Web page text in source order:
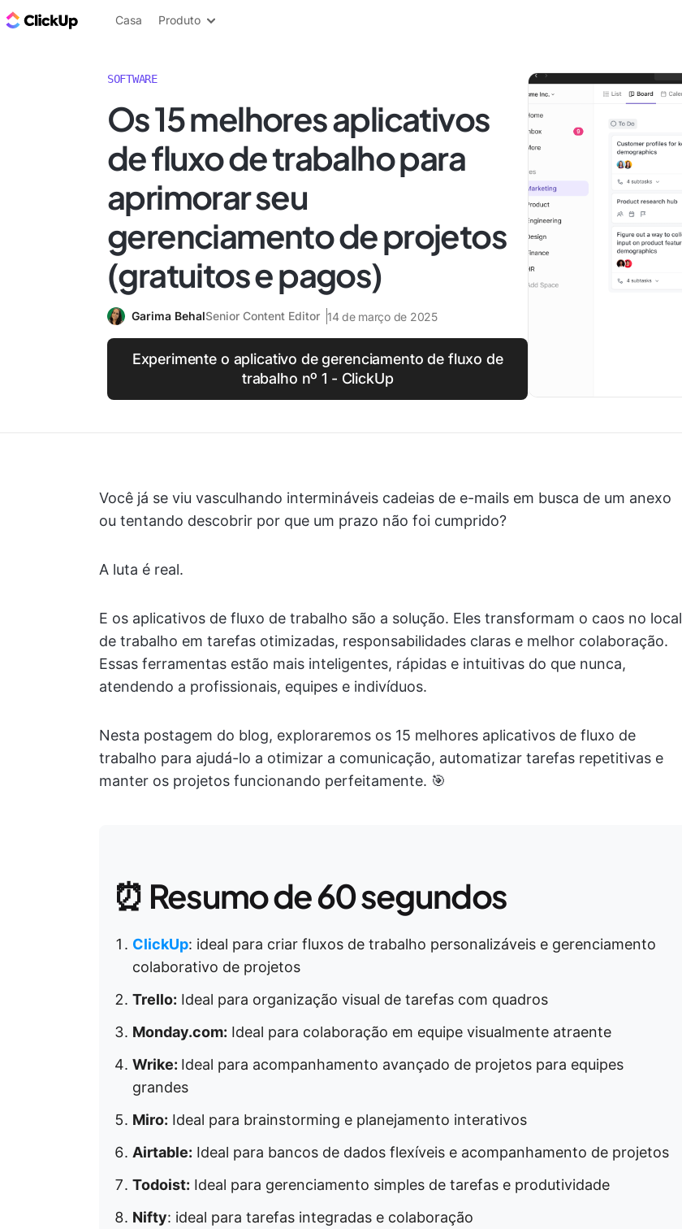
ClickUp Blogue
Casa Produto
SOFTWARE
Os 15 melhores aplicativos
de fluxo de trabalho para
aprimorar seu
gerenciamento de projetos
(gratuitos e pagos)
Garima BehalSenior Content Editor 14 de março de 2025
Experimente o aplicativo de gerenciamento de fluxo de
trabalho nº 1 - ClickUp
Você já se viu vasculhando intermináveis cadeias de e-mails em busca de um anexo
ou tentando descobrir por que um prazo não foi cumprido?
A luta é real.
E os aplicativos de fluxo de trabalho são a solução. Eles transformam o caos no local
de trabalho em tarefas otimizadas, responsabilidades claras e melhor colaboração.
Essas ferramentas estão mais inteligentes, rápidas e intuitivas do que nunca,
atendendo a profissionais, equipes e indivíduos.
Nesta postagem do blog, exploraremos os 15 melhores aplicativos de fluxo de
trabalho para ajudá-lo a otimizar a comunicação, automatizar tarefas repetitivas e
manter os projetos funcionando perfeitamente. 🎯
⏰ Resumo de 60 segundos
ClickUp: ideal para criar fluxos de trabalho personalizáveis e gerenciamento
colaborativo de projetos
Trello: Ideal para organização visual de tarefas com quadros
Monday.com: Ideal para colaboração em equipe visualmente atraente
Wrike: Ideal para acompanhamento avançado de projetos para equipes
grandes
Miro: Ideal para brainstorming e planejamento interativos
Airtable: Ideal para bancos de dados flexíveis e acompanhamento de projetos
Todoist: Ideal para gerenciamento simples de tarefas e produtividade
Nifty: ideal para tarefas integradas e colaboração